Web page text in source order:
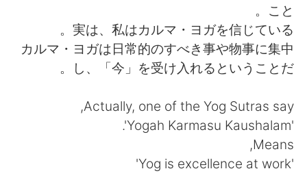
Русский ไทย
Indonesia Italiano
Tiếng Việt
こと。
実は、私はカルマ・ヨガを信じている。
カルマ・ヨガは日常的のすべき事や物事に集中
し、「今」を受け入れるということだ。
Actually, one of the Yog Sutras say,
'Yogah Karmasu Kaushalam'.
Means,
'Yog is excellence at work'